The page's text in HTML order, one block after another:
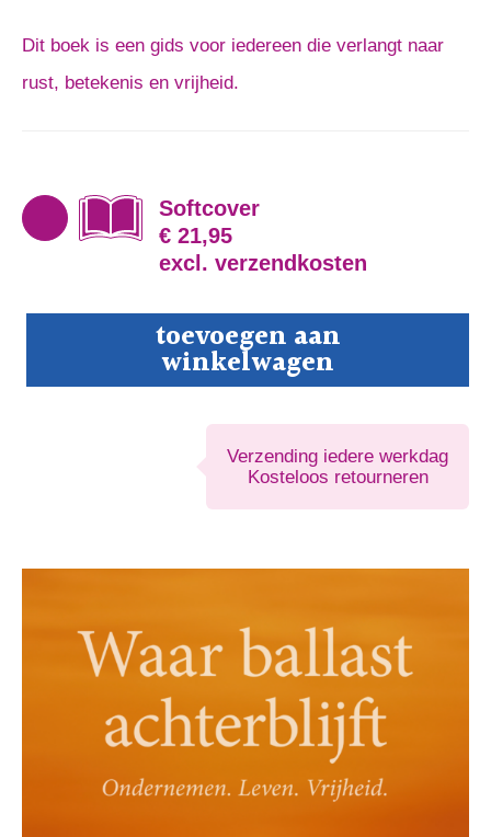
Dit boek is een gids voor iedereen die verlangt naar
rust, betekenis en vrijheid.
Softcover
€ 21,95
excl. verzendkosten
aantal
toevoegen aan
winkelwagen
Verzending iedere werkdag
Kosteloos retourneren